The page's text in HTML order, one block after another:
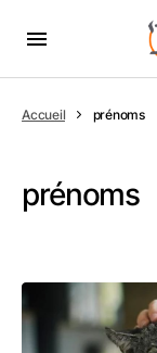
Accueil prénoms
prénoms